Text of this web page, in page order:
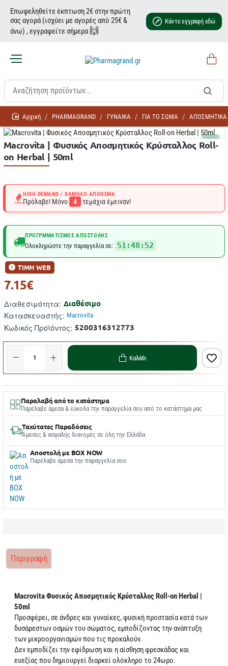
Επωφεληθείτε έκπτωση 2€ στην πρώτη
σας αγορά (ισχύει με αγορές από 25€ &
άνω) , εγγραφείτε σήμερα 🙌
Κάντε εγγραφή εδώ
homePHARMAGRAND ΓΥΝΑΙΚΑ ΓΙΑ ΤΟ ΣΩΜΑ ΑΠΟΣΜΗΤΙΚΑ
NEO!
Macrovita | Φυσικός Αποσμητικός Κρύσταλλος Roll-
on Herbal | 50ml
HIGH DEMAND / ΧΑΜΗΛΌ ΑΠΌΘΕΜΑ
Πρόλαβε! Μόνο 4 τεμάχια έμειναν!
ΠΡΟΓΡΜΜΑΤΙΣΜΌΣ ΑΠΟΣΤΟΛΉΣ
Ολοκληρώστε την παραγγελία σε: 51:48:52
Διαθεσιμότητα: Διαθέσιμο
Κατασκευαστής: Macrovita
Κωδικός Προϊόντος: 5200316312773
ΤΙΜΗ WEB
7.15€
Καλάθι
Παραλαβή από το κατάστημα
Παρέλαβε άμεσα & εύκολα την παραγγελία σου από το κατάστημα μας
Ταχύτατες Παραδόσεις
Άμεσες & ασφαλής διανομές σε όλη την Ελλάδα
Αποστολή με BOX NOW
Παρέλαβε άμεσα την παραγγελία σου
Περιγραφή
Macrovita Φυσικός Αποσμητικός Κρύσταλλος Roll-on Herbal |
50ml
Προσφέρει, σε άνδρες και γυναίκες, φυσική προστασία κατά των
δυσάρεστων οσμών του σώματος, εμποδίζοντας την ανάπτυξη
των μικροοργανισμών που τις προκαλούν.
Δεν εμποδίζει την εφίδρωση και η αίσθηση φρεσκάδας και
ευεξίας που δημιουργεί διαρκεί ολόκληρο το 24ωρο.